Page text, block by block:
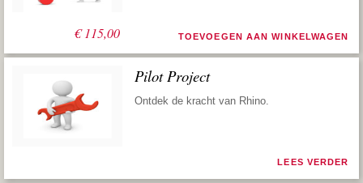
€115,00 TOEVOEGEN AAN WINKELWAGEN
Pilot Project
Ontdek de kracht van Rhino.
LEES VERDER